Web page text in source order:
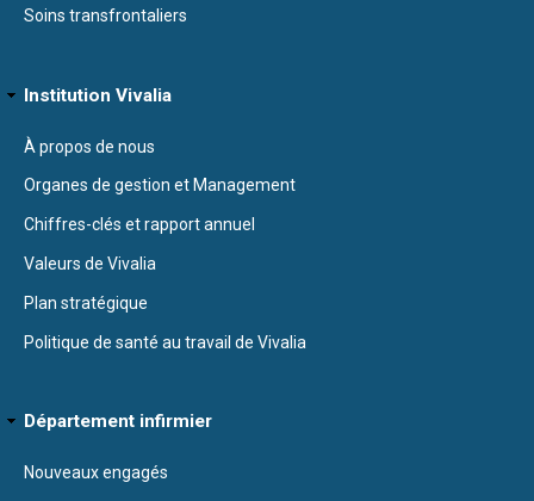
Soins transfrontaliers
Institution Vivalia
À propos de nous
Organes de gestion et Management
Chiffres-clés et rapport annuel
Valeurs de Vivalia
Plan stratégique
Politique de santé au travail de Vivalia
Département infirmier
Nouveaux engagés